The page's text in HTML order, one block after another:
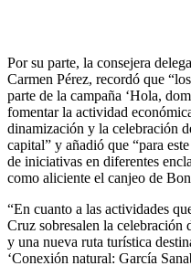
Por su parte, la consejera
Carmen Pérez, recordó que
parte de la campaña ‘Hola,
fomentar la actividad
dinamización y la celebración
capital” y añadió que “para
de iniciativas en diferentes
como aliciente el canjeo de
“En cuanto a las actividades
Cruz sobresalen la
y una nueva ruta turística
‘Conexión natural: García